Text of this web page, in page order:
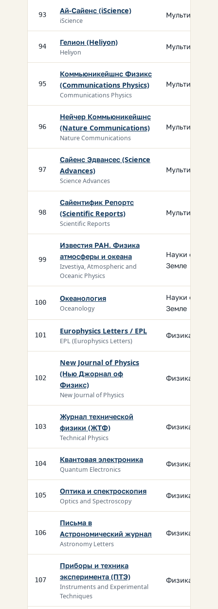
93 Ай-Сайенс (iScience)
iScience
Мультидисц.
94 Гелион (Heliyon)
Heliyon
Мультидисц.
95
Коммьюникейшнс Физикс
(Communications Physics)
Communications Physics
Мультидисц.
96
Нейчер Коммьюникейшнс
(Nature Communications)
Nature Communications
Мультидисц.
97
Сайенс Эдвансес (Science
Advances)
Science Advances
Мультидисц.
98
Сайентифик Репортс
(Scientific Reports)
Scientific Reports
Мультидисц.
99
Известия РАН. Физика
атмосферы и океана
Izvestiya, Atmospheric and
Oceanic Physics
Науки о
Земле
100 Океанология
Oceanology
Науки о
Земле
101 Europhysics Letters / EPL
EPL (Europhysics Letters)
Физика
102
New Journal of Physics
(Нью Джорнал оф
Физикс)
New Journal of Physics
Физика
103
Журнал технической
физики (ЖТФ)
Technical Physics
Физика
104 Квантовая электроника
Quantum Electronics
Физика
105 Оптика и спектроскопия
Optics and Spectroscopy
Физика
106
Письма в
Астрономический журнал
Astronomy Letters
Физика
107
Приборы и техника
эксперимента (ПТЭ)
Instruments and Experimental
Techniques
Физика